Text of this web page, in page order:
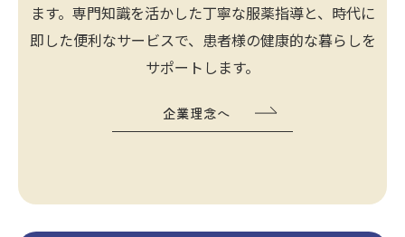
ます。専門知識を活かした丁寧な服薬指導と、時代に
即した便利なサービスで、患者様の健康的な暮らしを
サポートします。
企業理念へ